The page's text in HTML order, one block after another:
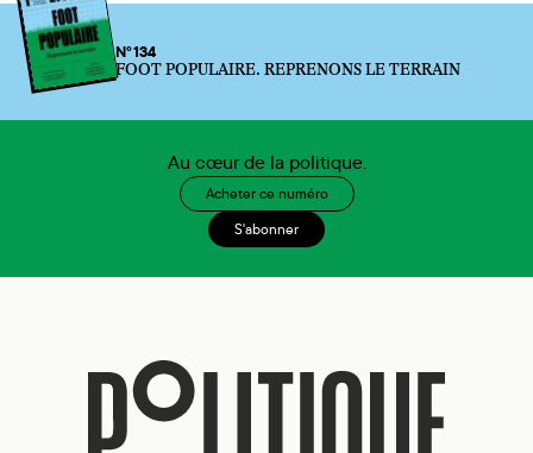
N°134
FOOT POPULAIRE. REPRENONS LE TERRAIN
Au cœur de la politique.
Acheter ce numéro
S'abonner